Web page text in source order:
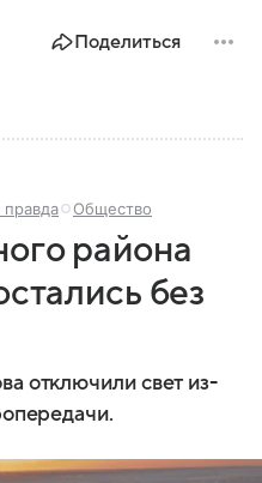
Поделиться
Общество
района
без
отключили свет из-